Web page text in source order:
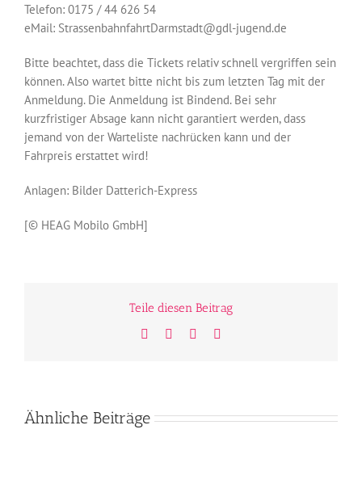
Telefon: 0175 / 44 626 54
eMail: StrassenbahnfahrtDarmstadt@gdl-jugend.de
Bitte beachtet, dass die Tickets relativ schnell vergriffen sein
können. Also wartet bitte nicht bis zum letzten Tag mit der
Anmeldung. Die Anmeldung ist Bindend. Bei sehr
kurzfristiger Absage kann nicht garantiert werden, dass
jemand von der Warteliste nachrücken kann und der
Fahrpreis erstattet wird!
Anlagen: Bilder Datterich-Express
[© HEAG Mobilo GmbH]
Teile diesen Beitrag
Facebook
TwitterWhatsApp
Ähnliche Beiträge